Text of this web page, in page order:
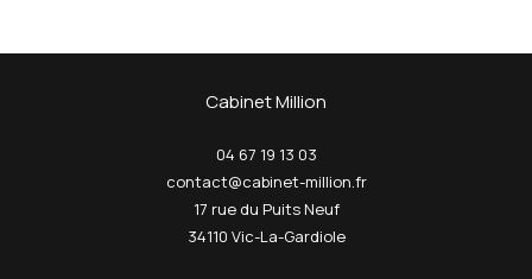
Cabinet Million
04 67 19 13 03
contact@cabinet-million.fr
17 rue du Puits Neuf
34110
Vic-La-Gardiole